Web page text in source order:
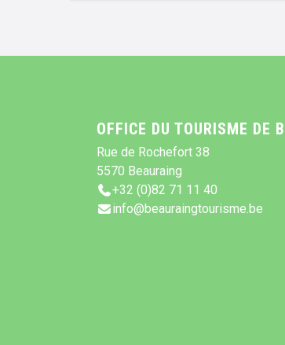
OFFICE DU TOURISME DE
Rue de Rochefort 38
5570 Beauraing
+32 (0)82 71 11 40
info@beauraingtourisme.be